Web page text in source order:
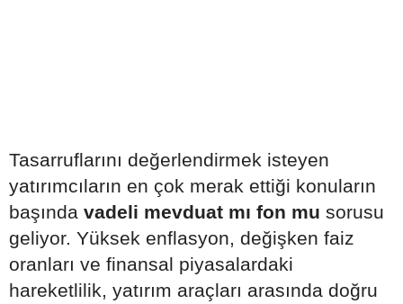
Tasarruflarını değerlendirmek isteyen
yatırımcıların en çok merak ettiği konuların
başında vadeli mevduat mı fon mu sorusu
geliyor. Yüksek enflasyon, değişken faiz
oranları ve finansal piyasalardaki
hareketlilik, yatırım araçları arasında doğru